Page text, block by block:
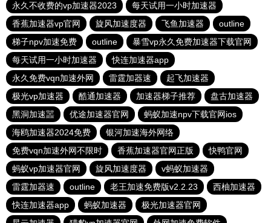
永久不收费的vp加速器2023
每天试用一小时加速器
香蕉加速器vp官网
旋风加速度器 飞鱼加速器
outline
梯子npv加速免费
outline
暴雪vp永久免费加速器下载官网
每天试用一小时加速器
快连加速器app
永久免费vqn加速外网
雷霆加器速
起飞加速器
极光vp加速器
酷通加速器 加速器梯子推荐
盘古加速器
黑洞加速噐
优途加速器官网
蚂蚁加速npv下载官网ios
海鸥加速器2024免费
银河加速海外网络
免费vqn加速外网不限时
香蕉加速器官网正版
快鸭官网
蚂蚁vp加速器官网
旋风加速度器
v蚂蚁加速器
雷霆加器速
outline 老王加速免费版v2.2.23
西柚加速器
快连加速器app
蚂蚁加速器
极光加速器官网